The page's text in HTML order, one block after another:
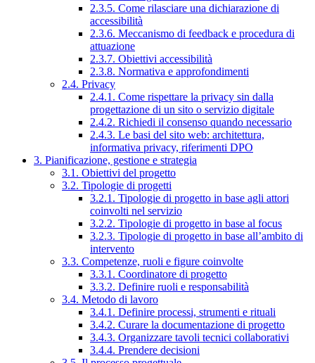
2.3.5. Come rilasciare una dichiarazione di
accessibilità
2.3.6. Meccanismo di feedback e procedura di
attuazione
2.3.7. Obiettivi accessibilità
2.3.8. Normativa e approfondimenti
2.4. Privacy
2.4.1. Come rispettare la privacy sin dalla
progettazione di un sito o servizio digitale
2.4.2. Richiedi il consenso quando necessario
2.4.3. Le basi del sito web: architettura,
informativa privacy, riferimenti DPO
3. Pianificazione, gestione e strategia
3.1. Obiettivi del progetto
3.2. Tipologie di progetti
3.2.1. Tipologie di progetto in base agli attori
coinvolti nel servizio
3.2.2. Tipologie di progetto in base al focus
3.2.3. Tipologie di progetto in base all’ambito di
intervento
3.3. Competenze, ruoli e figure coinvolte
3.3.1. Coordinatore di progetto
3.3.2. Definire ruoli e responsabilità
3.4. Metodo di lavoro
3.4.1. Definire processi, strumenti e rituali
3.4.2. Curare la documentazione di progetto
3.4.3. Organizzare tavoli tecnici collaborativi
3.4.4. Prendere decisioni